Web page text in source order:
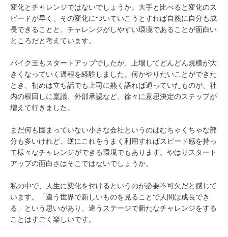
変化とチャレンジではないでしょうか。大手と比べると変化のス
ピードが早く、その変化についていこうとすれば自然に自分も成
長できることと、チャレンジがしやすい環境であることが面白い
ところだと考えています。
バイク王もスタートアップでしたが、上場してどんどん規模が大
きくなっていく過程を経験しました。何かやりたいことができた
とき、初めは立ち話でも上司に熱く語れば通っていたものが、社
内の根回しに稟議、外部承認など、徐々に意思決定のステップが
増えて行きました。
まだ何も固まっていない小さな会社というのはむちゃくちゃな部
分も多いけれど、逆にこれをうまく利用すればスピード感を持っ
て様々なチャレンジができる環境でもあります。やはりスタート
アップの面白さはそこではないでしょうか。
私の中で、人生に変化を付けるというのが必要不可欠だと感じて
います。「違う世界で新しいものを見ることで人間は成長でき
る」という思いがあり、違うステージで新たなチャレンジをする
ことはすごく楽しいです。